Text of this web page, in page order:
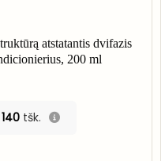
atstatantis dvifazis
200 ml
140 tšk.